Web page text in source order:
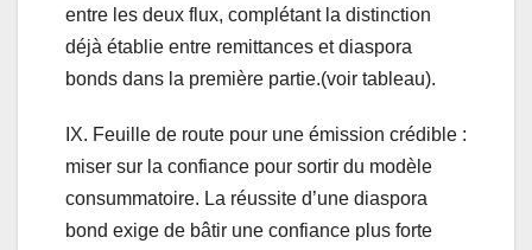
entre les deux flux, complétant la distinction
déjà établie entre remittances et diaspora
bonds dans la première partie.(voir tableau).
IX. Feuille de route pour une émission crédible :
miser sur la confiance pour sortir du modèle
consummatoire. La réussite d’une diaspora
bond exige de bâtir une confiance plus forte